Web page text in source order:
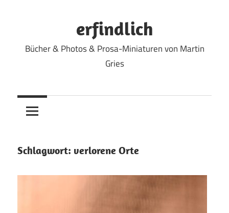
erfindlich
Bücher & Photos & Prosa-Miniaturen von Martin
Gries
Schlagwort: verlorene Orte